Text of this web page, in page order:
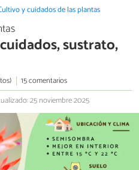
y cuidados de las plantas
sustrato,
15 comentarios
25 noviembre 2025